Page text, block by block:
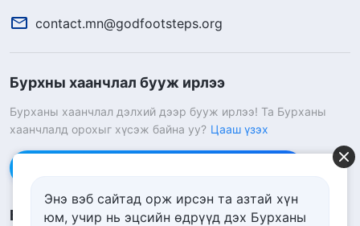
contact.mn@godfootsteps.org
Бурхны хаанчлал бууж ирлээ
Бурханы хаанчлал дэлхий дээр бууж ирлээ! Та Бурханы
хаанчлалд орохыг хүсэж байна уу? Цааш үзэх
Биднийг дагах
Энэ вэб сайтад орж ирсэн та азтай хүн
юм, учир нь эцсийн өдрүүд дэх Бурханы